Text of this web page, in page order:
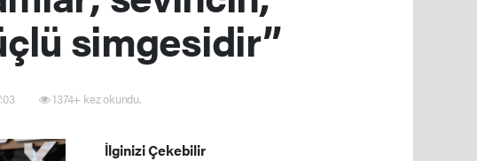
simgesidir”
1374+ kez okundu.
İlginizi Çekebilir